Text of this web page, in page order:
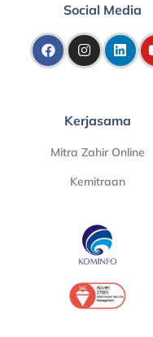
Social Media
Kerjasama
Mitra Zahir Online
Kemitraan